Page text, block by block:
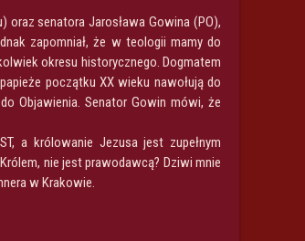
oraz senatora Jarosława Gowina (PO),
zapomniał, że w teologii mamy do
okresu historycznego. Dogmatem
początku XX wieku nawołują do
Objawienia. Senator Gowin mówi, że
a królowanie Jezusa jest zupełnym
nie jest prawodawcą? Dziwi mnie
w Krakowie.